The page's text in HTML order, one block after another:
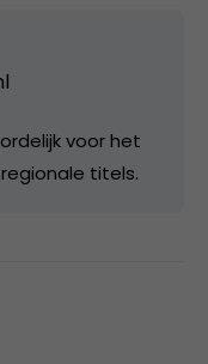
voor het
titels.